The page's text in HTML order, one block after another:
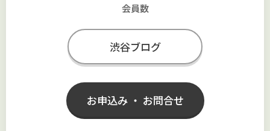
会員数
渋谷ブログ
お申込み ・ お問合せ